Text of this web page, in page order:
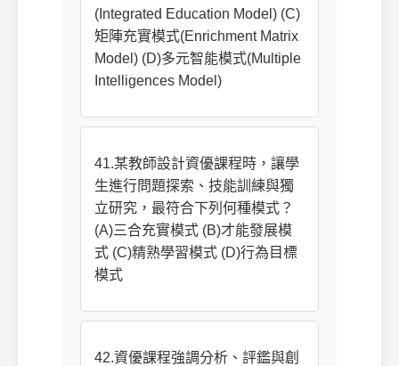
(Integrated Education Model) (C)
矩陣充實模式(Enrichment Matrix
Model) (D)多元智能模式(Multiple
Intelligences Model)
41.某教師設計資優課程時，讓學
生進行問題探索、技能訓練與獨
立研究，最符合下列何種模式？
(A)三合充實模式 (B)才能發展模
式 (C)精熟學習模式 (D)行為目標
模式
42.資優課程強調分析、評鑑與創